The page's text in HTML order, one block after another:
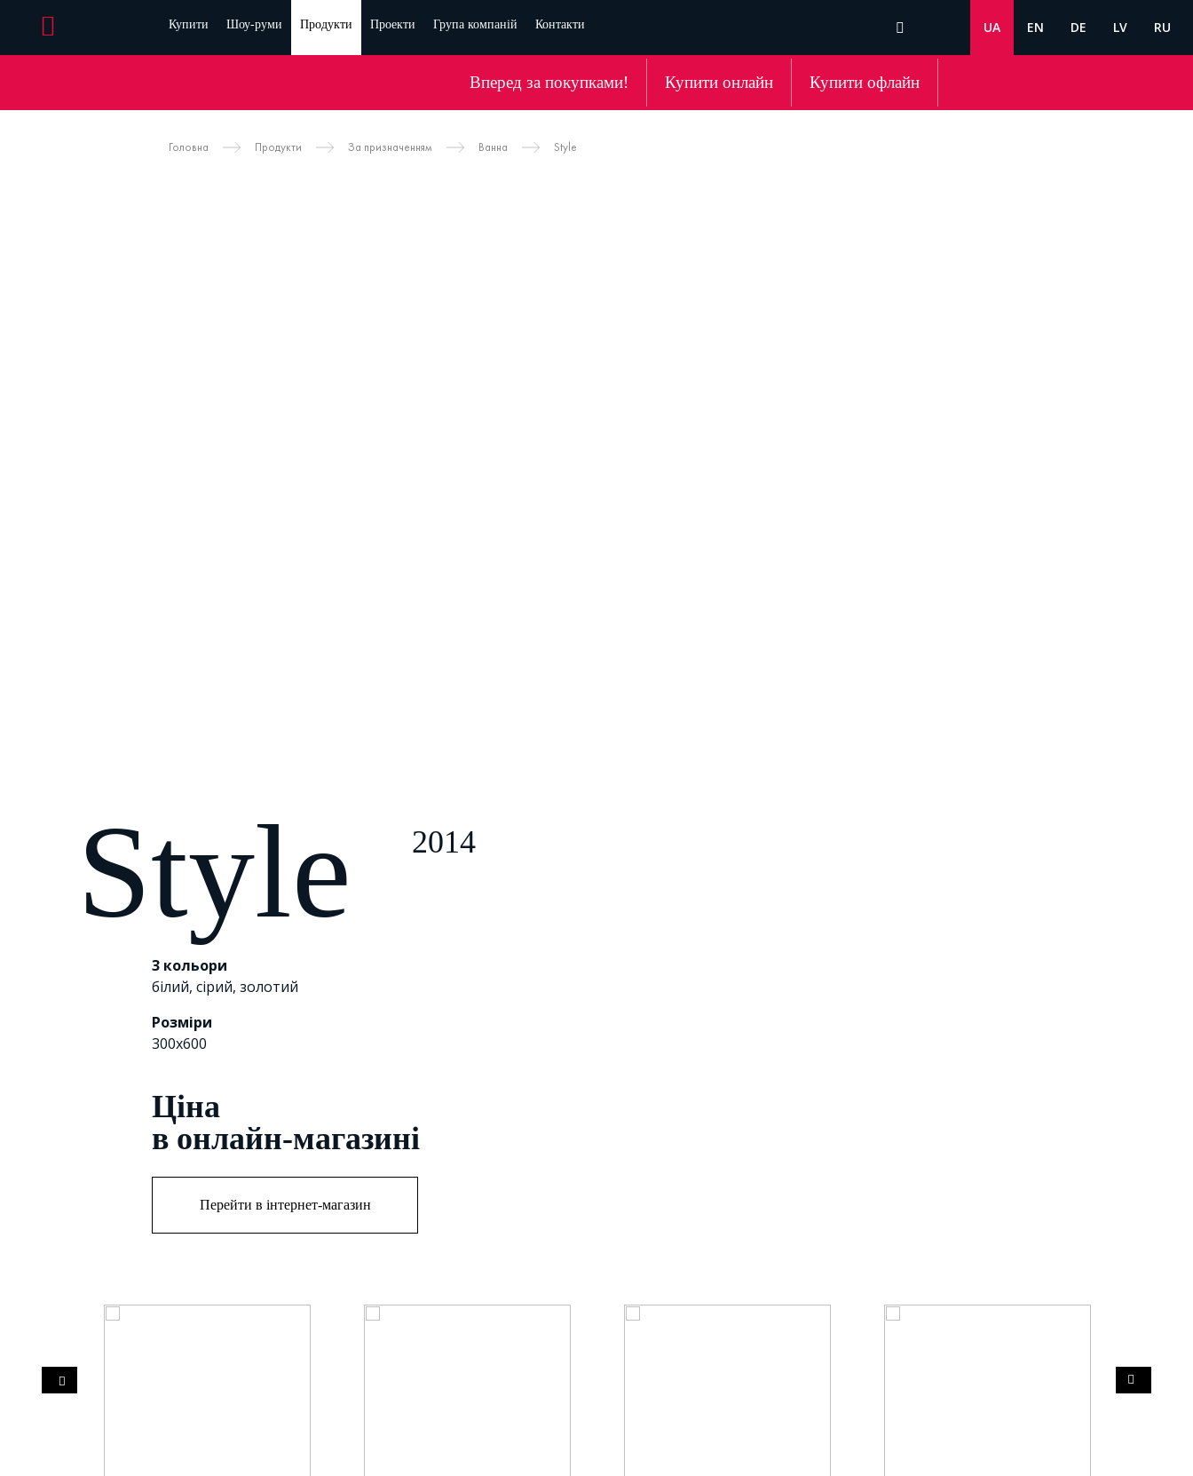
Купити Шоу-руми Продукти Проекти Група компаній Контакти UA EN DE LV RU
Вперед за покупками! Купити онлайн Купити офлайн
Головна Продукти За призначенням Ванна Style
Style 2014
3 кольори
білий,сірий,золотий
Розміри
300x600
Цiна
в онлайн-магазині
Перейти в інтернет-магазин